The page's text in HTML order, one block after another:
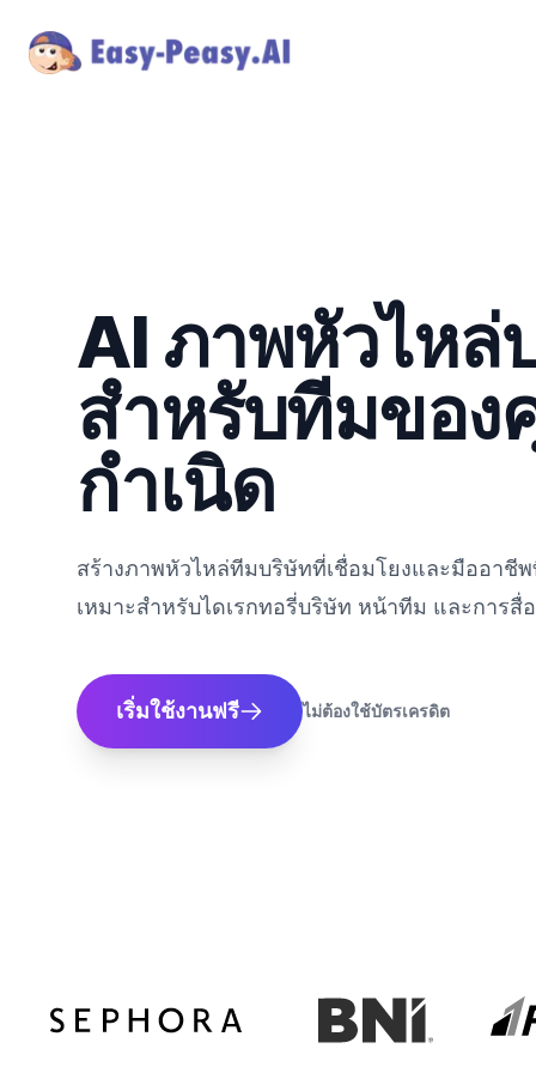
AI ภาพหัวไหล่
สำหรับทีมของ
กำเนิด
สร้างภาพหัวไหล่ทีมบริษัทที่เชื่อมโยงและมืออาชี
เหมาะสำหรับไดเรกทอรี่บริษัท หน้าทีม และการสื่
เริ่มใช้งานฟรี ไม่ต้องใช้บัตรเครดิต